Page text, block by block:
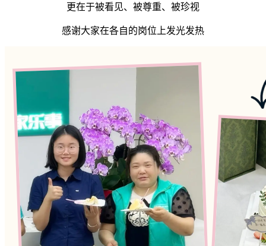
更在于被看见、被尊重、被珍视
感谢大家在各自的岗位上发光发热